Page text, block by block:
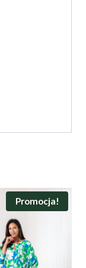
Promocja!